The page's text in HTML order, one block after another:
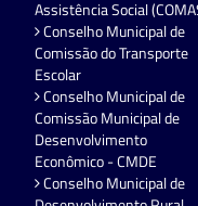
Assistência Social
Conselho Municipal de
Comissão do Transporte
Escolar
Conselho Municipal de
Comissão Municipal de
Desenvolvimento
Econômico - CMDE
Conselho Municipal de